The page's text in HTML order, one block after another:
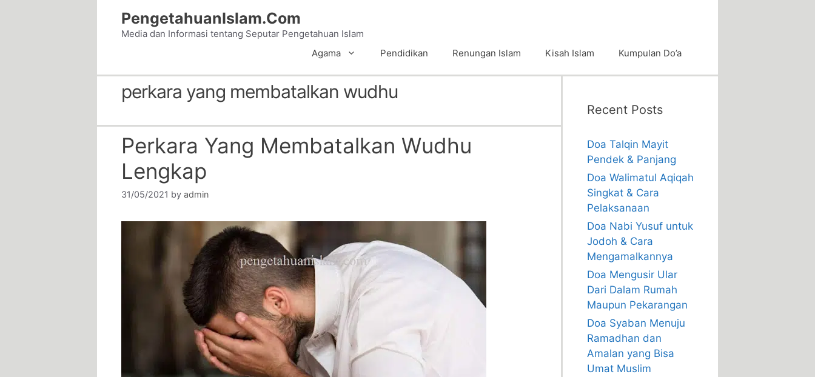
PengetahuanIslam.Com
Media dan Informasi tentang Seputar Pengetahuan Islam
Agama
Pendidikan Renungan Islam Kisah Islam Kumpulan Do’a
perkara yang membatalkan wudhu
Perkara Yang Membatalkan Wudhu
Lengkap
31/05/2021 by admin
Recent Posts
Doa Talqin Mayit
Pendek & Panjang
Doa Walimatul Aqiqah
Singkat & Cara
Pelaksanaan
Doa Nabi Yusuf untuk
Jodoh & Cara
Mengamalkannya
Doa Mengusir Ular
Dari Dalam Rumah
Maupun Pekarangan
Doa Syaban Menuju
Ramadhan dan
Amalan yang Bisa
Umat Muslim